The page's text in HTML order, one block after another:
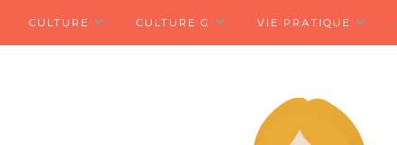
CULTURE CULTURE G VIE PRATIQUE